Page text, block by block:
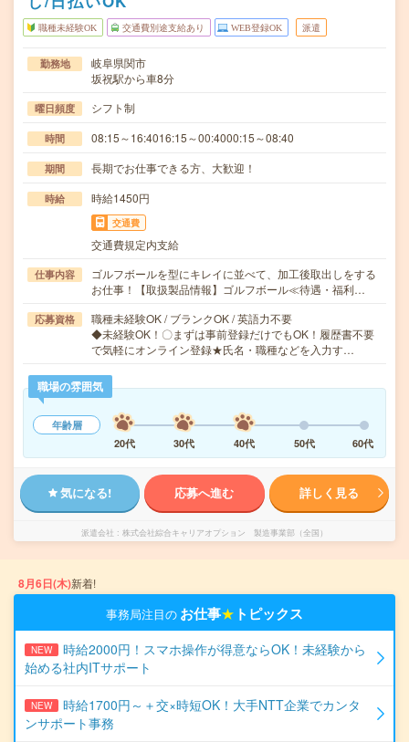
職種未経験OK 交通費別途支給あり WEB登録OK 派遣
勤務地
岐阜県関市
坂祝駅から車8分
曜日頻度 シフト制
時間 08:15～16:4016:15～00:4000:15～08:40
期間 長期でお仕事できる方、大歓迎！
時給 時給1450円
交通費
交通費規定内支給
仕事内容
ゴルフボールを型にキレイに並べて、加工後取出しをする
お仕事！【取扱製品情報】ゴルフボール≪待遇・福利…
応募資格
職種未経験OK / ブランクOK / 英語力不要
◆未経験OK！〇まずは事前登録だけでもOK！履歴書不要
で気軽にオンライン登録★氏名・職種などを入力す…
職場の雰囲気
年齢層
20代
30代 40代 50代 60代
気になる! 応募へ進む 詳しく見る
派遣会社 株式会社綜合キャリアオプション 製造事業部（全国）
8月6日(木)新着!
事務局注目の お仕事★ トピックス
NEW
時給2000円！スマホ操作が得意ならOK！未経験から
始める社内ITサポート
NEW
時給1700円～＋交×時短OK！大手NTT企業でカンタ
ンサポート事務